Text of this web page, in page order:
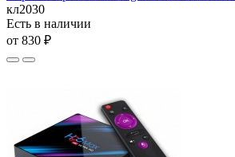
кл2030
Есть в наличии
от 830 ₽